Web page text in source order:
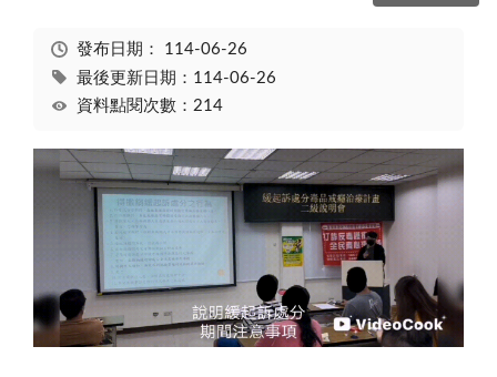
發布日期： 114-06-26
最後更新日期：114-06-26
資料點閱次數：214